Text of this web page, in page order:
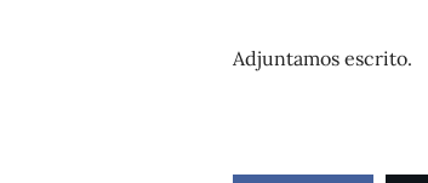
Adjuntamos escrito.